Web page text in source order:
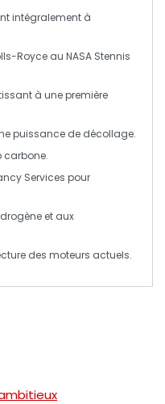
intégralement à
Royce au NASA Stennis
à unepremière
puissance de décollage.
carbone.
Services pour
et aux
des moteurs actuels.